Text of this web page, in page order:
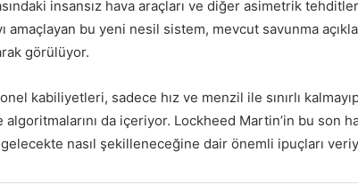
insansız hava araçları ve diğer asimetrik
bu yeni nesil sistem, mevcut savunma
görülüyor.
kabiliyetleri, sadece hız ve menzil ile sınırlı
da içeriyor. Lockheed Martin’in bu son
nasıl şekilleneceğine dair önemli ipuçları